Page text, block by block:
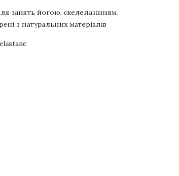
занять йогою, скелелазінням,
з натуральних матеріалів